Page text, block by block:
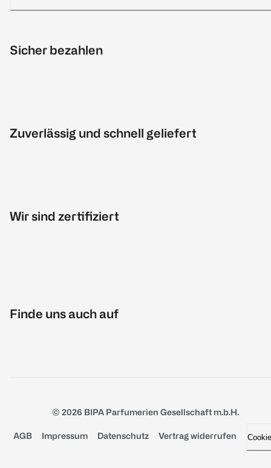
Sicher bezahlen
Zuverlässig und schnell geliefert
Wir sind zertifiziert
Finde uns auch auf
© 2026 BIPA Parfumerien Gesellschaft m.b.H.
AGB Impressum Datenschutz Vertrag widerrufen